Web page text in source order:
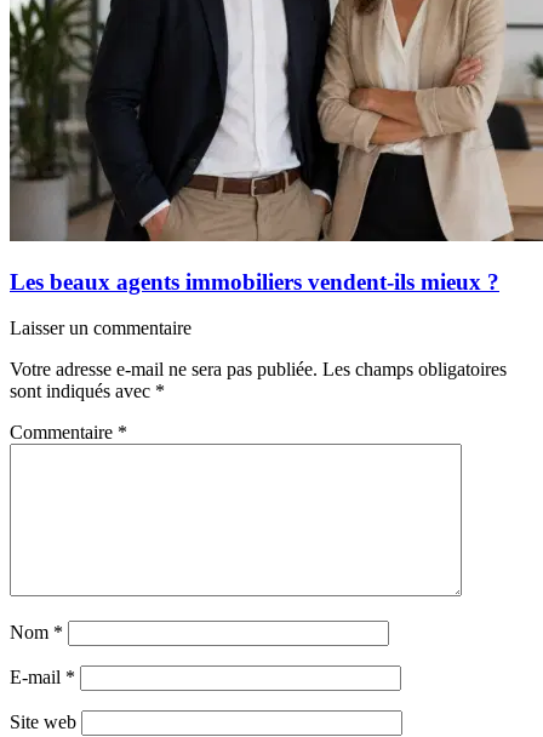
Les beaux agents immobiliers vendent-ils mieux ?
Laisser un commentaire
Votre adresse e-mail ne sera pas publiée. Les champs obligatoires
sont indiqués avec *
Commentaire *
Nom *
E-mail *
Site web